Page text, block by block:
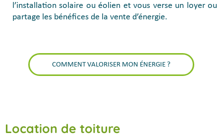
l’installation solaire ou éolien et vous verse un loyer ou
partage les bénéfices de la vente d’énergie.
COMMENT VALORISER MON ÉNERGIE ?
Location de toiture